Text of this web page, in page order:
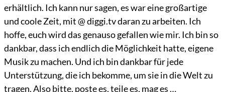
erhältlich. Ich kann nur sagen, es war eine großartige
und coole Zeit, mit @ diggi.tv daran zu arbeiten. Ich
hoffe, euch wird das genauso gefallen wie mir. Ich bin so
dankbar, dass ich endlich die Möglichkeit hatte, eigene
Musik zu machen. Und ich bin dankbar für jede
Unterstützung, die ich bekomme, um sie in die Welt zu
tragen. Also bitte, poste es, teile es, mag es …